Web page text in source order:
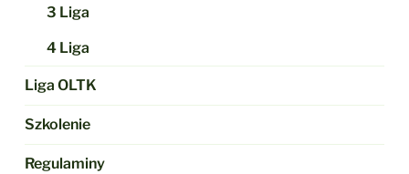
3 Liga
4 Liga
Liga OLTK
Szkolenie
Regulaminy